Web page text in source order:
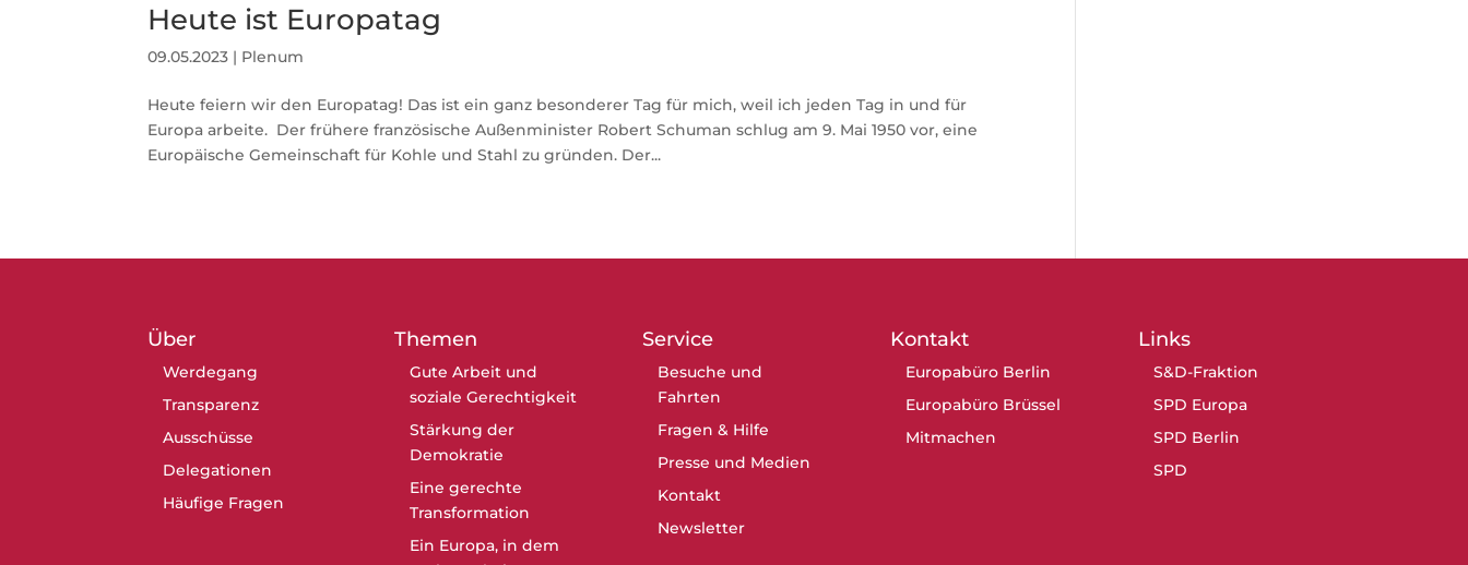
Heute ist Europatag
09.05.2023| Plenum
Heute feiern wir den Europatag! Das ist ein ganz besonderer Tag für mich, weil ich jeden Tag in und für
Europa arbeite. Der frühere französische Außenminister Robert Schuman schlug am 9. Mai 1950 vor, eine
Europäische Gemeinschaft für Kohle und Stahl zu gründen. Der...
Über
Werdegang
Transparenz
Ausschüsse
Delegationen
Häufige Fragen
Themen
Gute Arbeit und
soziale Gerechtigkeit
Stärkung der
Demokratie
Eine gerechte
Transformation
Ein Europa, in dem
Service
Besuche und
Fahrten
Fragen & Hilfe
Presse und Medien
Kontakt
Newsletter
Kontakt
Europabüro Berlin
Europabüro Brüssel
Mitmachen
Links
S&D-Fraktion
SPD Europa
SPD Berlin
SPD